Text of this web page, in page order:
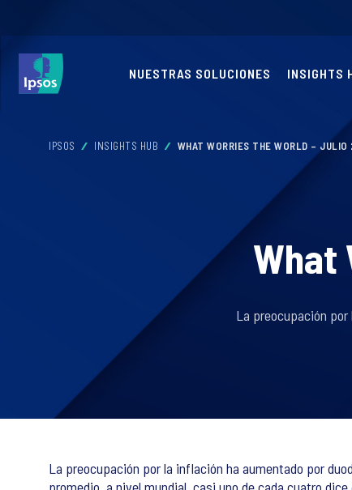
NUESTRAS SOLUCIONES INSIGHTS
IPSOS INSIGHTS HUB WHAT WORRIES THE WORLD –
What
La preocupación
La preocupación por la inflación ha aumentado por